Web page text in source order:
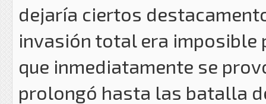
dejaría ciertos
invasión total era imposible
que inmediatamente se
prolongó hasta las batalla